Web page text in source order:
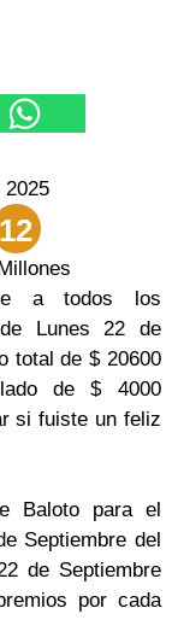
2025
12
a todos los
Lunes 22 de
total de $ 20600
de $ 4000
si fuiste un feliz
Baloto para el
Septiembre del
de Septiembre
por cada